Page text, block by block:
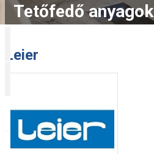
Tetőfedő anyagok
Leier